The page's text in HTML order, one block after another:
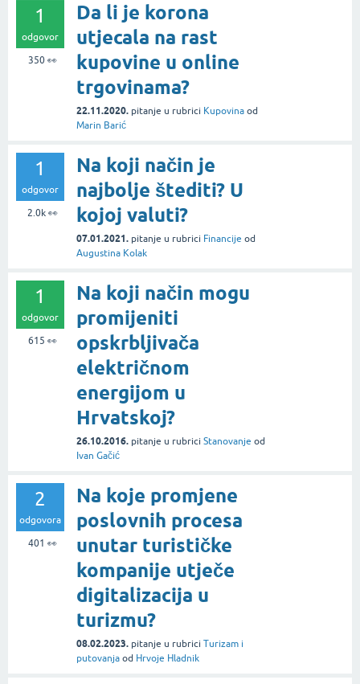
1
odgovor
350👀
Da li je korona
utjecala na rast
kupovine u online
trgovinama?
22.11.2020. pitanje u rubrici Kupovina od
Marin Barić
1
odgovor
2.0k👀
Na koji način je
najbolje štediti? U
kojoj valuti?
07.01.2021. pitanje u rubrici Financije od
Augustina Kolak
1
odgovor
615 👀
Na koji način mogu
promijeniti
opskrbljivača
električnom
energijom u
Hrvatskoj?
26.10.2016. pitanje u rubrici Stanovanje od
Ivan Gačić
2
odgovora
401 👀
Na koje promjene
poslovnih procesa
unutar turističke
kompanije utječe
digitalizacija u
turizmu?
08.02.2023. pitanje u rubrici Turizam i
putovanja od Hrvoje Hladnik